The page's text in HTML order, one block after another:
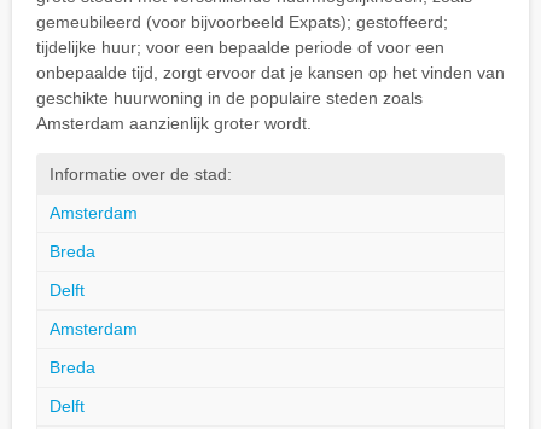
gemeubileerd (voor bijvoorbeeld Expats); gestoffeerd;
tijdelijke huur; voor een bepaalde periode of voor een
onbepaalde tijd, zorgt ervoor dat je kansen op het vinden van
geschikte huurwoning in de populaire steden zoals
Amsterdam aanzienlijk groter wordt.
Informatie over de stad:
Amsterdam
Breda
Delft
Amsterdam
Breda
Delft